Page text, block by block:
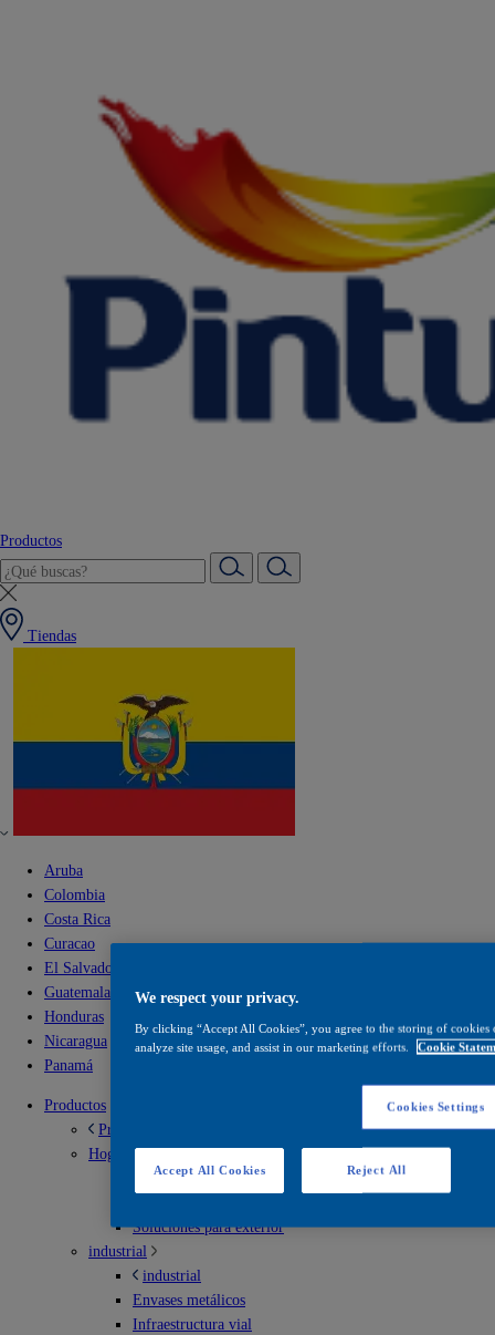
Productos
Tiendas
Aruba
Colombia
Costa Rica
Curacao
El Salvador
Guatemala
Honduras
Nicaragua
Panamá
Productos
Productos
Hogar
Hogar
Soluciones para exterior
industrial
industrial
Envases metálicos
Infraestructura vial
We respect your privacy.
By clicking “Accept All Cookies”, you agree to the storing of
analyze site usage, and assist in our marketing efforts.
Cookie
Cookies Settings
Reject All
Accept All Cookies